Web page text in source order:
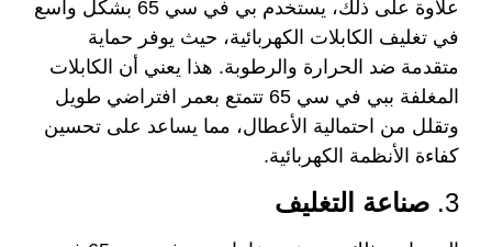
علاوة على ذلك، يستخدم بي في سي 65 بشكل واسع
في تغليف الكابلات الكهربائية، حيث يوفر حماية
متقدمة ضد الحرارة والرطوبة. هذا يعني أن الكابلات
المغلفة ببي في سي 65 تتمتع بعمر افتراضي طويل
وتقلل من احتمالية الأعطال، مما يساعد على تحسين
كفاءة الأنظمة الكهربائية.
3. صناعة التغليف